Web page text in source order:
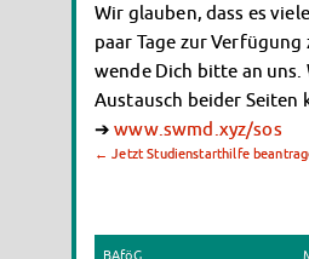
Wir glauben, dass es
paar Tage zur
wende Dich bitte an uns.
Austausch beider Seiten
➔www.swmd.xyz/sos
← Jetzt Studienstarthilfe
BAföG